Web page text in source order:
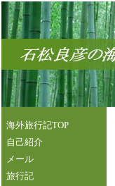
海外旅行記TOP
自己紹介
メール
旅行記